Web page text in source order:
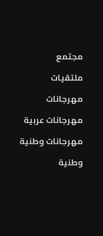
مجتمع
ملتقيات
مهرجانات
مهرجانات عربية
مهرجانات وطنية
وطنية